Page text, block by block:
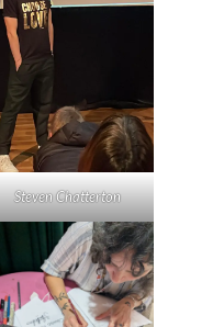
Steven Chatterton